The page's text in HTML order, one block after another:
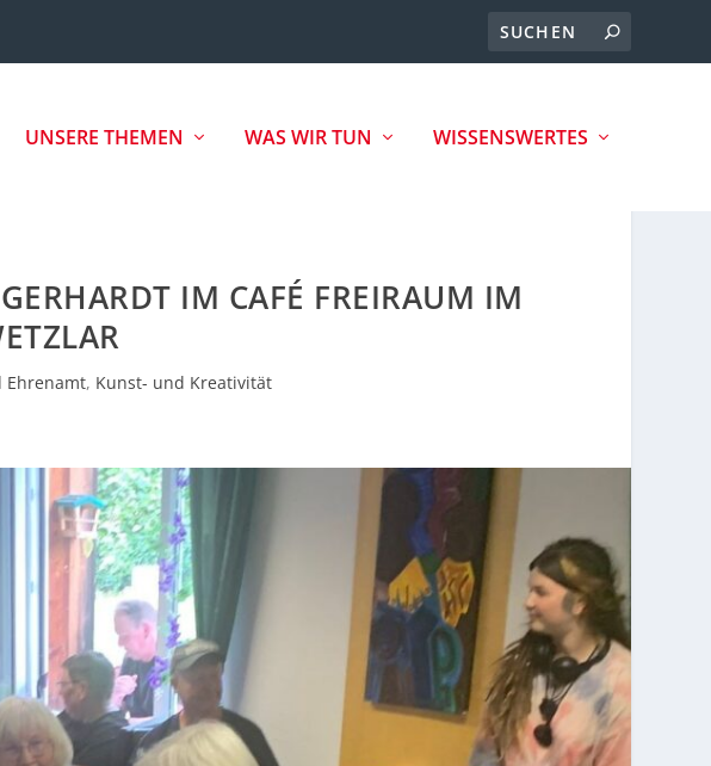
UNSERE THEMEN WAS WIR TUN WISSENSWERTES
IM CAFÉ FREIRAUM IM
Ehrenamt, Kunst- und Kreativität